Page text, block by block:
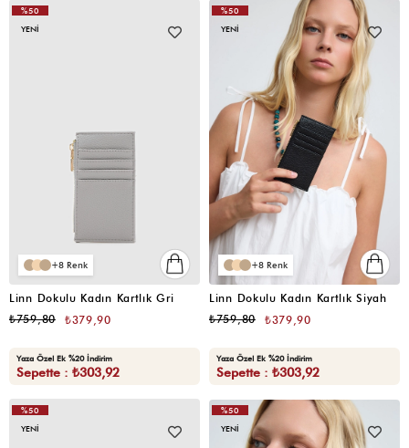
8
Linn Dokulu Kadın Kartlık Gri
₺379,90
₺759,80
Yaza Özel Ek %20 İndirim
Sepette : ₺303,92
%50
YENI
8
Linn Dokulu Kadın Kartlık Siyah
₺379,90
₺759,80
Yaza Özel Ek %20 İndirim
Sepette : ₺303,92
%50
YENI
%50
YENI
%50
YENI